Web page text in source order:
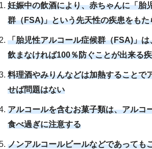
妊娠中の飲酒により、赤ちゃんに「胎
群（FSA)」という先天性の疾患をも
「胎児性アルコール症候群（FSA)」
飲まなければ100％防ぐことが出来る
料理酒やみりんなどは加熱することで
せば問題はない
アルコールを含むお菓子類は、アルコ
食べ過ぎに注意する
ノンアルコールビールなどであっても